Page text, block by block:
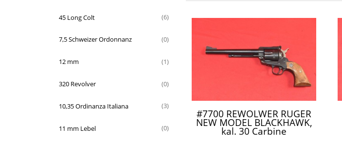
45 Long Colt (6)
7,5 Schweizer Ordonnanz (0)
12 mm (1)
320 Revolver (0)
10,35 Ordinanza Italiana (3)
11 mm Lebel (0)
#7700 REWOLWER RUGER
NEW MODEL BLACKHAWK,
kal. 30 Carbine